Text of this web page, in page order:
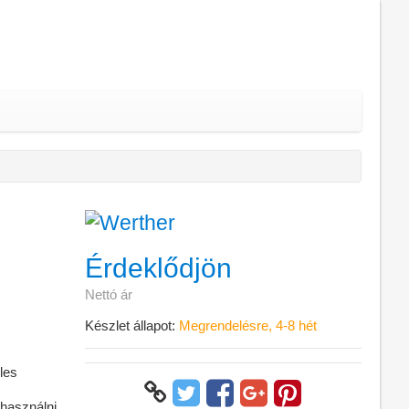
Érdeklődjön
Nettó ár
Készlet állapot: Megrendelésre, 4-8 hét